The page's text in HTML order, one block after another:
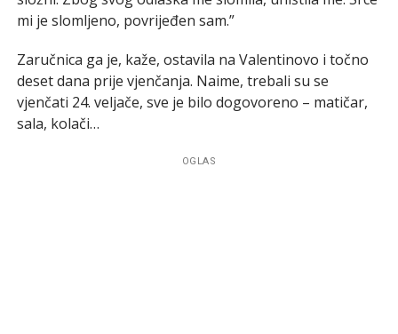
mi je slomljeno, povrijeđen sam.”
Zaručnica ga je, kaže, ostavila na Valentinovo i točno
deset dana prije vjenčanja. Naime, trebali su se
vjenčati 24. veljače, sve je bilo dogovoreno – matičar,
sala, kolači…
OGLAS